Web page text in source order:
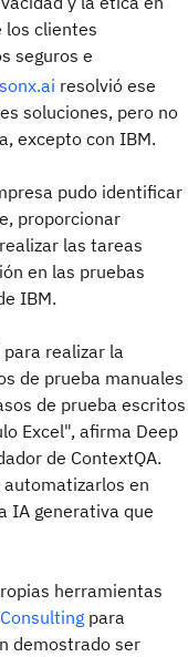
los clientes
seguros e
resolvió ese
soluciones, pero no
excepto con IBM.
pudo identificar
proporcionar
las tareas
en las pruebas
IBM.
realizar la
de prueba manuales
de prueba escritos
Excel", afirma Deep
de ContextQA.
en
IA generativa que
herramientas
para
demostrado ser